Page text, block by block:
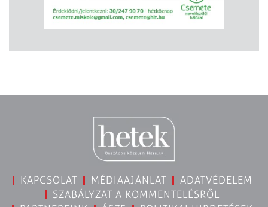
KAPCSOLAT MÉDIAAJÁNLAT
ADATVÉDELEM
SZABÁLYZAT A KOMMENTELÉSRŐL